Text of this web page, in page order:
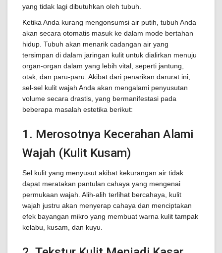
yang tidak lagi dibutuhkan oleh tubuh.
Ketika Anda kurang mengonsumsi air putih, tubuh Anda
akan secara otomatis masuk ke dalam mode bertahan
hidup. Tubuh akan menarik cadangan air yang
tersimpan di dalam jaringan kulit untuk dialirkan menuju
organ-organ dalam yang lebih vital, seperti jantung,
otak, dan paru-paru. Akibat dari penarikan darurat ini,
sel-sel kulit wajah Anda akan mengalami penyusutan
volume secara drastis, yang bermanifestasi pada
beberapa masalah estetika berikut:
1. Merosotnya Kecerahan Alami
Wajah (Kulit Kusam)
Sel kulit yang menyusut akibat kekurangan air tidak
dapat meratakan pantulan cahaya yang mengenai
permukaan wajah. Alih-alih terlihat bercahaya, kulit
wajah justru akan menyerap cahaya dan menciptakan
efek bayangan mikro yang membuat warna kulit tampak
kelabu, kusam, dan kuyu.